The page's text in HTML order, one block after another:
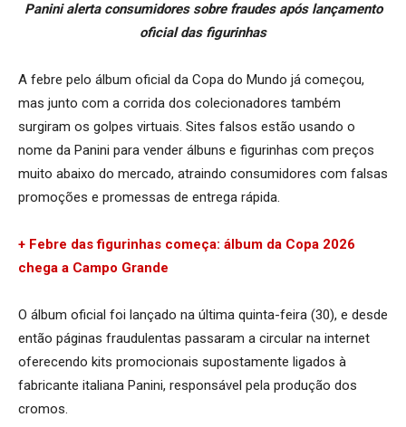
Panini alerta consumidores sobre fraudes após lançamento
oficial das figurinhas
A febre pelo álbum oficial da Copa do Mundo já começou,
mas junto com a corrida dos colecionadores também
surgiram os golpes virtuais. Sites falsos estão usando o
nome da Panini para vender álbuns e figurinhas com preços
muito abaixo do mercado, atraindo consumidores com falsas
promoções e promessas de entrega rápida.
+ Febre das figurinhas começa: álbum da Copa 2026
chega a Campo Grande
O álbum oficial foi lançado na última quinta-feira (30), e desde
então páginas fraudulentas passaram a circular na internet
oferecendo kits promocionais supostamente ligados à
fabricante italiana Panini, responsável pela produção dos
cromos.